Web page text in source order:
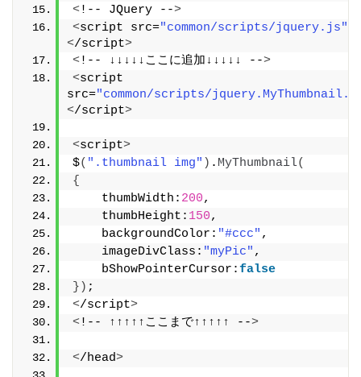
<!-- JQuery -->
<script src="common/scripts/jquery.js"
</script>
<!-- ↓↓↓↓↓ここに追加↓↓↓↓↓ -->
<script
src="common/scripts/
</script>
<script>
$( ".thumbnail img" ) . MyThumbnail(
{
    thumbWidth:
200,
    thumbHeight:
150,
    backgroundColor:
"#ccc" ,
    imageDivClass:
"myPic" ,
    bShowPointerCursor:
false
}) ;
</script>
<!-- ↑↑↑↑↑ここまで↑↑↑↑↑ -->
</head>